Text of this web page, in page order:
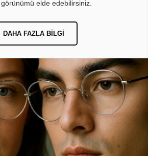
elde edebilirsiniz.
DAHA FAZLA BILGI